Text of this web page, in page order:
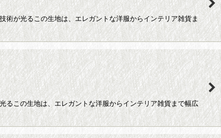
が光るこの生地は、エレガントな洋服からインテリア雑貨ま
この生地は、エレガントな洋服からインテリア雑貨まで幅広